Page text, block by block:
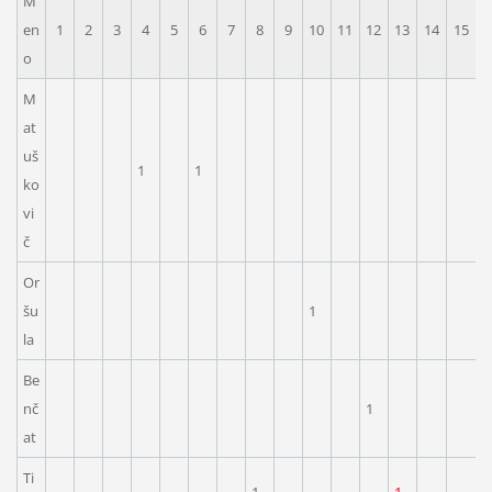
en
o
1 2 3 4 5 6 7 8 9 10 11 12 13 14 15
M
at
uš
ko
vi
č
1 1
Or
šu
la
1
Be
nč
at
1
Ti